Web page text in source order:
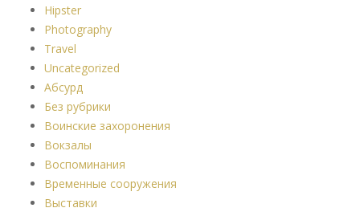
Hipster
Photography
Travel
Uncategorized
Абсурд
Без рубрики
Воинские захоронения
Вокзалы
Воспоминания
Временные сооружения
Выставки